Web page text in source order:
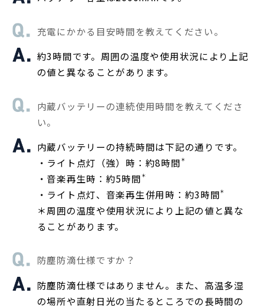
充電にかかる目安時間を教えてください。
約3時間です。周囲の温度や使用状況により上記
の値と異なることがあります。
内蔵バッテリーの連続使用時間を教えてくださ
い。
内蔵バッテリーの持続時間は下記の通りです。
・ライト点灯（強）時：約8時間 ＊
・音楽再生時：約5時間 ＊
・ライト点灯、音楽再生併用時：約3時間＊
＊周囲の温度や使用状況により上記の値と異な
ることがあります。
防塵防滴仕様ですか？
防塵防滴仕様ではありません。また、高温多湿
の場所や直射日光の当たるところでの長時間の